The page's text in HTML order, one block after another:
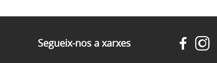
Segueix-nos a xarxes